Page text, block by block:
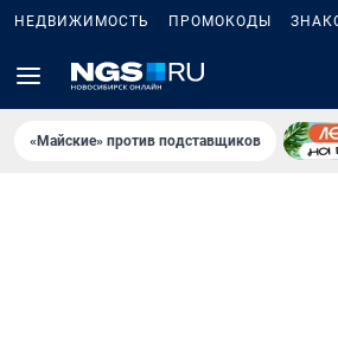
НЕДВИЖИМОСТЬ ПРОМОКОДЫ
«Майские» против подставщиков